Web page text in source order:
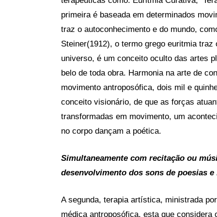
primeira é baseada em determinados
traz o autoconhecimento e do mundo,
Steiner(1912), o termo grego euritmia
universo, é um conceito oculto das artes
belo de toda obra. Harmonia na arte de
movimento antroposófica, dois mil e
conceito visionário, de que as forças
transformadas em movimento, um
no corpo dançam a poética.
Simultaneamente com recitação ou
desenvolvimento dos sons de poesias
A segunda, terapia artística, ministrada
médica antroposófica, esta que